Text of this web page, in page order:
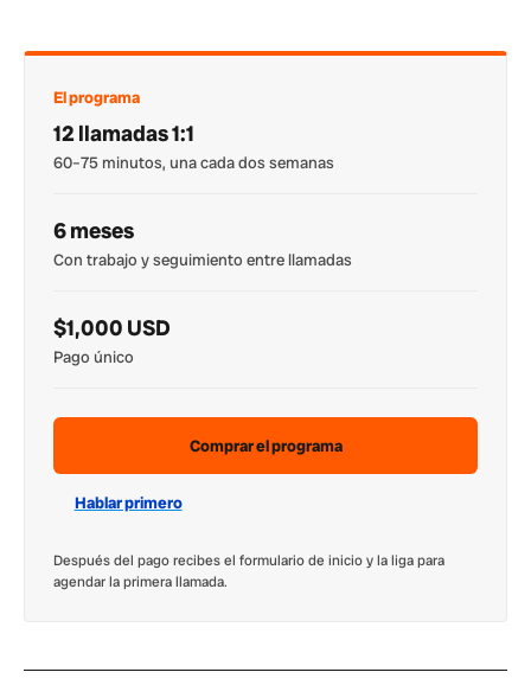
El programa
12 llamadas 1:1
60–75 minutos, una cada dos semanas
6 meses
Con trabajo y seguimiento entre llamadas
$1,000 USD
Pago único
Comprar el programa
Hablar primero
Después del pago recibes el formulario de inicio y la liga para
agendar la primera llamada.